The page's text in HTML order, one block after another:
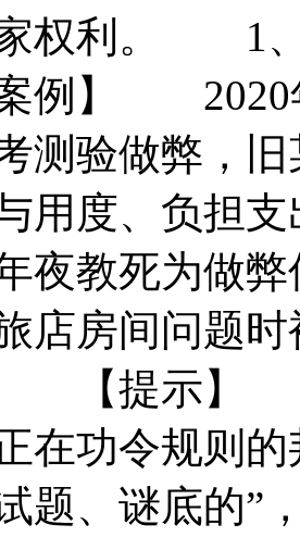
权利。
1、
】 2020年
测验做弊，
用度、负担
夜教死为做
店房间问题
【提示】
在功令规则
题、谜底的”